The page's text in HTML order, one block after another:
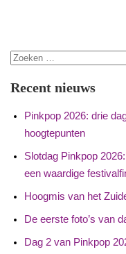
Zoeken
Recent nieuws
Pinkpop 2026: drie
hoogtepunten
Slotdag Pinkpop
een waardige
Hoogmis van het
De eerste foto’s van
Dag 2 van Pinkpop